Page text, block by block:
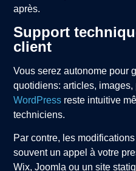
après.
Support
client
Vous serez autonome pour
quotidiens: articles, images,
WordPress reste intuitive
techniciens.
Par contre, les
souvent un appel à votre
Wix, Joomla ou un site